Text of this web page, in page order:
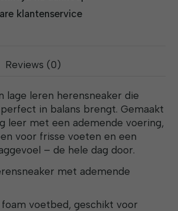
klantenservice
Reviews (0)
lage leren herensneaker die
in balans brengt. Gemaakt
leer met een ademende voering,
voor frisse voeten en een
– de hele dag door.
met ademende
voetbed, geschikt voor